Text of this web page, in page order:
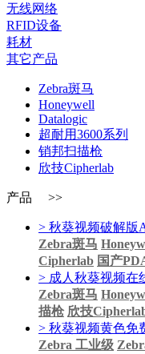
无线网络
RFID设备
耗材
其它产品
Zebra斑马
Honeywell
Datalogic
超耐用3600系列
销邦扫描枪
欣技Cipherlab
产品 >>
> 秋葵视频破解版
Zebra斑马
Cipherlab 国产
> 成人秋葵视频在
Zebra斑马
描枪 欣技
> 秋葵视频黄色免
Zebra 工业级